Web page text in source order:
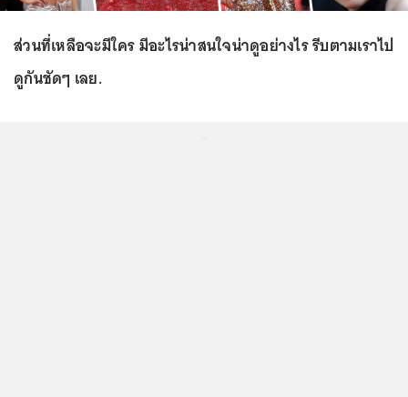
ส่วนที่เหลือจะมีใคร มีอะไรน่าสนใจน่าดูอย่างไร รีบตามเราไป
ดูกันชัดๆ เลย.